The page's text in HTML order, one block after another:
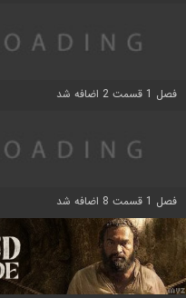
فصل 1 قسمت 2 اضافه شد
فصل 1 قسمت 8 اضافه شد